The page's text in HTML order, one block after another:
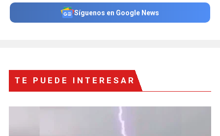
Síguenos en Google News
TE PUEDE INTERESAR